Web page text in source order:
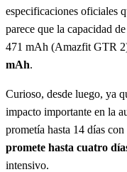
especificaciones oficiales
parece que la capacidad
471 mAh (Amazfit GTR
mAh.
Curioso, desde luego, ya
impacto importante en la
prometía hasta 14 días
promete hasta cuatro
intensivo.